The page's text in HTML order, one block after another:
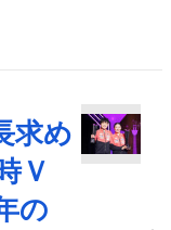
求め
Ｖ
の